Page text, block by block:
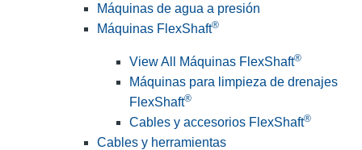
Máquinas de agua a presión
Máquinas FlexShaft®
View All Máquinas FlexShaft®
Máquinas para limpieza de drenajes
FlexShaft®
Cables y accesorios FlexShaft®
Cables y herramientas